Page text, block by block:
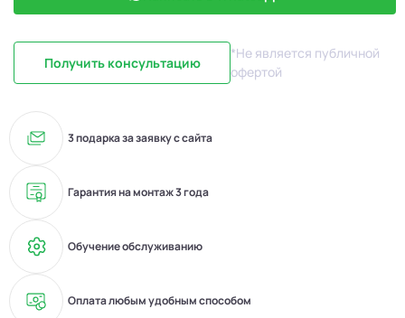
Получить консультацию
*Не является публичной
офертой
3 подарка за заявку с сайта
Гарантия на монтаж 3 года
Обучение обслуживанию
Оплата любым удобным способом